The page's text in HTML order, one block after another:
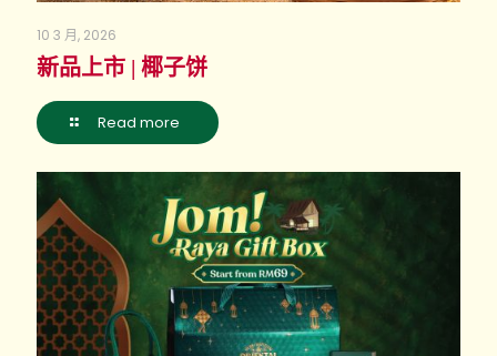
10 3 月, 2026
新品上市 | 椰子饼
Read more